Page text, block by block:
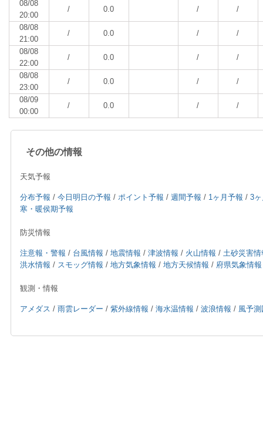
08/08
20:00
/ 0.0 / /
08/08
21:00
/ 0.0 / /
08/08
22:00
/ 0.0 / /
08/08
23:00
/ 0.0 / /
08/09
00:00
/ 0.0 / /
その他の情報
天気予報
分布予報 / 今日明日の予報 / ポイント予報 / 週間予報 / 1ヶ月予報 / 3
寒・暖侯期予報
防災情報
注意報・警報 / 台風情報 / 地震情報 / 津波情報 / 火山情報 / 土砂災害情
洪水情報 / スモッグ情報 / 地方気象情報 / 地方天候情報 / 府県気象情報
観測・情報
アメダス / 雨雲レーダー / 紫外線情報 / 海水温情報 / 波浪情報 / 風予測